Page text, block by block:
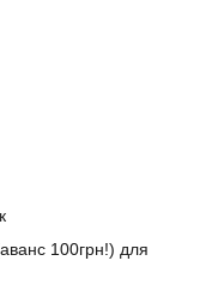
100грн!) для